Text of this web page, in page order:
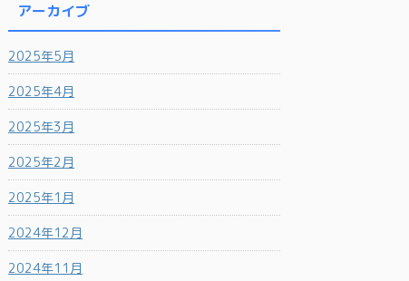
アーカイブ
2025年5月
2025年4月
2025年3月
2025年2月
2025年1月
2024年12月
2024年11月